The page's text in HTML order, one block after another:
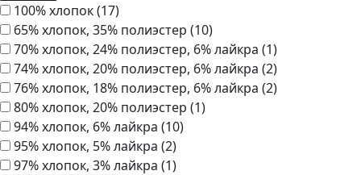
100% хлопок(17)
65% хлопок, 35% полиэстер (10)
70% хлопок, 24% полиэстер, 6% лайкра (1)
74% хлопок, 20% полиэстер, 6% лайкра (2)
76% хлопок, 18% полиэстер, 6% лайкра (2)
80% хлопок, 20% полиэстер (1)
94% хлопок, 6% лайкра (10)
95% хлопок, 5% лайкра (2)
97% хлопок, 3% лайкра (1)